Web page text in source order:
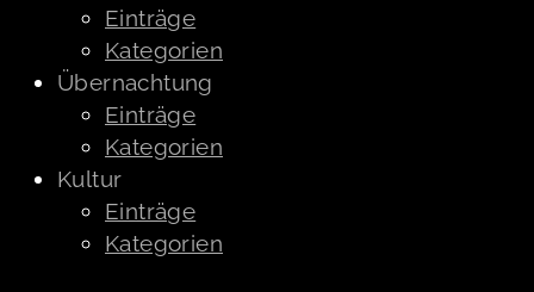
Einträge
Kategorien
Übernachtung
Einträge
Kategorien
Kultur
Einträge
Kategorien